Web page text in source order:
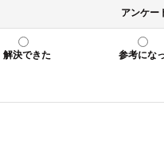
アンケー
解決できた 参考にな